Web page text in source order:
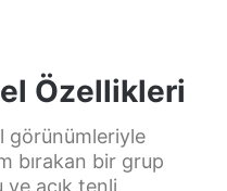
Özellikleri
görünümleriyle
bırakan bir grup
açık tenli